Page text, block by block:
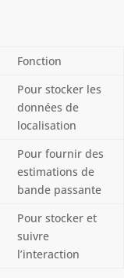
Fonction
Pour stocker les
données de
localisation
Pour fournir des
estimations de
bande passante
Pour stocker et
suivre
l’interaction